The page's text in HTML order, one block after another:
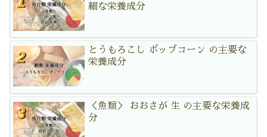
細な栄養成分
とうもろこし ポップコーン の主要な
栄養成分
＜魚類＞ おおさが 生 の主要な栄養成
分